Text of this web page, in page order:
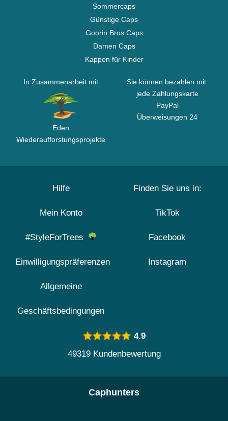
Sommercaps
Günstige Caps
Goorin Bros Caps
Damen Caps
Kappen für Kinder
In Zusammenarbeit mit
Eden
Wiederaufforstungsprojekte
Sie können bezahlen mit:
jede Zahlungskarte
PayPal
Überweisungen 24
Hilfe
Mein Konto
#StyleForTrees
Einwilligungspräferenzen
Allgemeine
Geschäftsbedingungen
Finden Sie uns in:
TikTok
Facebook
Instagram
4.9
49319 Kundenbewertung
Caphunters